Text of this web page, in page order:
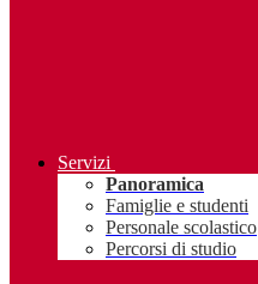
Servizi
Panoramica
Famiglie e studenti
Personale scolastico
Percorsi di studio